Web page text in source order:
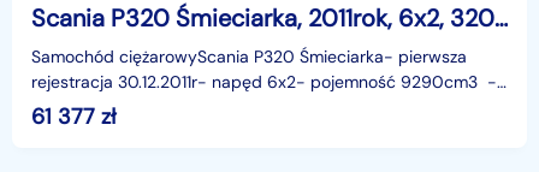
Scania P320 Śmieciarka, 2011rok, 6x2, 320KM, EURO 5
Samochód ciężarowyScania P320 Śmieciarka- pierwsza
rejestracja 30.12.2011r- napęd 6x2- pojemność 9290cm3 -
moc 320KM / 235kW- przebieg 180191km- EURO
61 377 zł